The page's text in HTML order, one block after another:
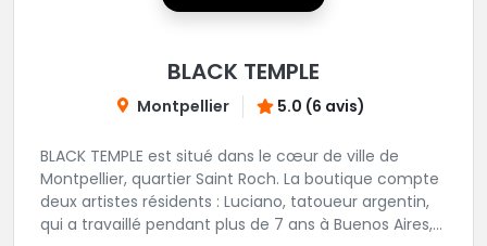
BLACK TEMPLE
Montpellier 5.0 (6 avis)
BLACK TEMPLE est situé dans le cœur de ville de
Montpellier, quartier Saint Roch. La boutique compte
deux artistes résidents : Luciano, tatoueur argentin,
qui a travaillé pendant plus de 7 ans à Buenos Aires,